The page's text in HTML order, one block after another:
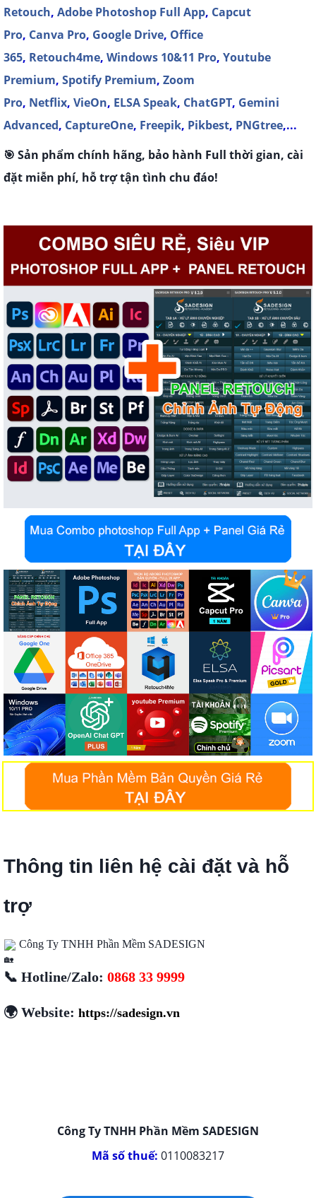
Retouch, Adobe Photoshop Full App, Capcut
Pro, Canva Pro, Google Drive, Office
365, Retouch4me, Windows 10&11 Pro, Youtube
Premium, Spotify Premium, Zoom
Pro, Netflix, VieOn, ELSA Speak, ChatGPT, Gemini
Advanced, CaptureOne, Freepik, Pikbest, PNGtree,...
🎯 Sản phẩm chính hãng, bảo hành Full thời gian, cài
đặt miễn phí, hỗ trợ tận tình chu đáo!
Thông tin liên hệ cài đặt và hỗ
trợ
Công Ty TNHH Phần Mềm SADESIGN
📞 Hotline/Zalo: 0868 33 9999
🌍 Website: https://sadesign.vn
Công Ty TNHH Phần Mềm SADESIGN
Mã số thuế: 0110083217